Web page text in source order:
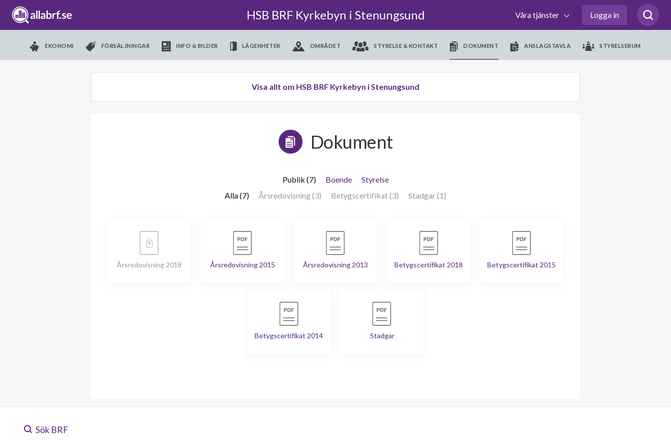
HSB BRF Kyrkebyn i Stenungsund Våra tjänster Logga in
EKONOMI FÖRSÄLJNINGAR INFO & BILDER LÄGENHETER OMRÅDET STYRELSE & KONTAKT DOKUMENT ANSLAGSTAVLA STYRELSERUM
Visa allt om HSB BRF Kyrkebyn i Stenungsund
Dokument
Publik (7) Boende
Styrelse
Alla (7)
Årsredovisning (3) Betygscertifikat (3) Stadgar (1)
Årsredovisning 2018 Årsredovisning 2015 Årsredovisning 2013 Betygscertifikat 2018 Betygscertifikat 2015
Betygscertifikat 2014 Stadgar
Sök BRF